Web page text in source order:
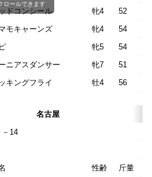
ドコンシール 牝4 52
モキャーンズ 牝4 54
ピ 牝5 54
ニアスダンサー 牝7 51
キングフライ 牡4 56
ロールできます
名古屋
－
性齢 斤量